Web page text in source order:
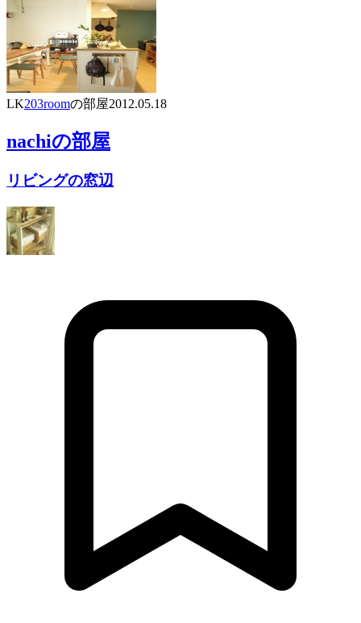
LK203roomの部屋2012.05.18
nachiの部屋
リビングの窓辺